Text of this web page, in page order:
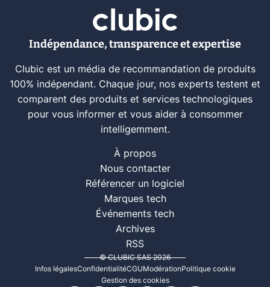
Indépendance, transparence et expertise
Clubic est un média de recommandation de produits
100% indépendant. Chaque jour, nos experts testent et
comparent des produits et services technologiques
pour vous informer et vous aider à consommer
intelligemment.
À propos
Nous contacter
Référencer un logiciel
Marques tech
Événements tech
Archives
RSS
© CLUBIC SAS 2026
Infos légalesConfidentialitéCGUModérationPolitique cookie
Gestion des cookies